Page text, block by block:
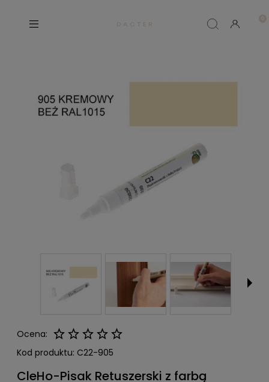
D A C T E R
Ocena:
Kod produktu: C22-905
CleHo-Pisak Retuszerski z farbą